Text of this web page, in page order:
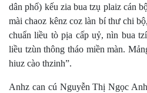
dân phố) kếu zia bua tzụ plaiz cán
mài chaoz kênz coz làn bí thư chi
chuẩn liều tò pịa cấp uỷ, nìn bua
liều tzùn thông tháo miền màn.
hiuz cào thzinh”.
Anhz can cú Nguyễn Thị Ngọc